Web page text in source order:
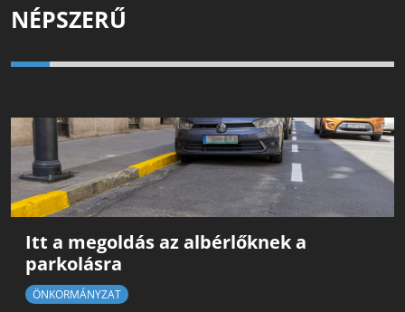
NÉPSZERŰ
Itt a megoldás az albérlőknek a
parkolásra
ÖNKORMÁNYZAT